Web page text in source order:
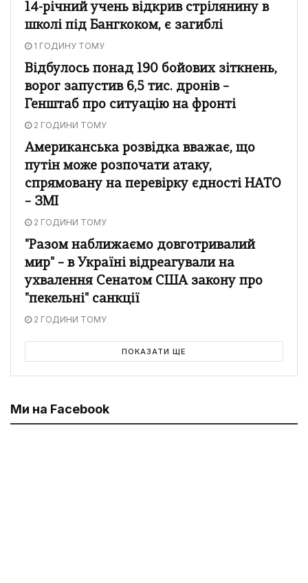
14-річний учень відкрив стрілянину в
школі під Бангкоком, є загиблі
1 ГОДИНУ ТОМУ
Відбулось понад 190 бойових зіткнень,
ворог запустив 6,5 тис. дронів –
Генштаб про ситуацію на фронті
2 ГОДИНИ ТОМУ
Американська розвідка вважає, що
путін може розпочати атаку,
спрямовану на перевірку єдності НАТО
– ЗМІ
2 ГОДИНИ ТОМУ
"Разом наближаємо довготривалий
мир" – в Україні відреагували на
ухвалення Сенатом США закону про
"пекельні" санкції
2 ГОДИНИ ТОМУ
ПОКАЗАТИ ЩЕ
Ми на Facebook